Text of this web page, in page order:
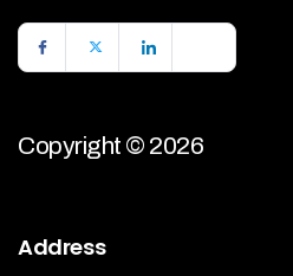
Copyright © 2026
Address